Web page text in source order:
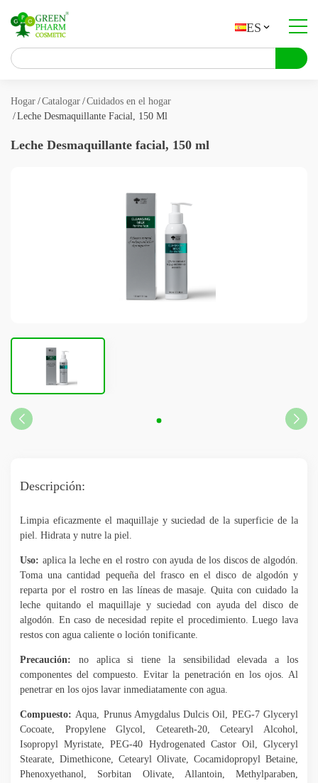
ES
#3031 (sin título)
Fabricación por contrato
Contactos
BG
Hogar Catalogar Cuidados en el hogar
Leche Desmaquillante Facial, 150 Ml
Leche Desmaquillante facial, 150 ml
Descripción:
Limpia eficazmente el maquillaje y suciedad de la superficie de la
piel. Hidrata y nutre la piel.
Uso: aplica la leche en el rostro con ayuda de los discos de algodón.
Toma una cantidad pequeña del frasco en el disco de algodón y
reparta por el rostro en las líneas de masaje. Quita con cuidado la
leche quitando el maquillaje y suciedad con ayuda del disco de
algodón. En caso de necesidad repite el procedimiento. Luego lava
restos con agua caliente o loción tonificante.
Precaución: no aplica si tiene la sensibilidad elevada a los
componentes del compuesto. Evitar la penetración en los ojos. Al
penetrar en los ojos lavar inmediatamente con agua.
Compuesto:Aqua, Prunus Amygdalus Dulcis Oil, PEG-7 Glyceryl
Cocoate, Propylene Glycol, Ceteareth-20, Cetearyl Alcohol,
Isopropyl Myristate, PEG-40 Hydrogenated Castor Oil, Glyceryl
Stearate, Dimethicone, Cetearyl Olivate, Cocamidopropyl Betaine,
Phenoxyethanol, Sorbitan Olivate, Allantoin, Methylparaben,